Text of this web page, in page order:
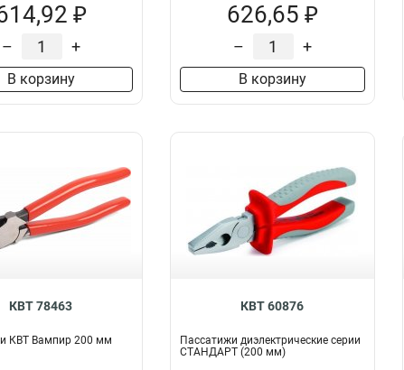
₽
– +
В корзину
626,65 ₽
– +
В корзину
КВТ 78463
КВТ Вампир 200 мм
КВТ 60876
Пассатижи диэлектрические серии
СТАНДАРТ (200 мм)